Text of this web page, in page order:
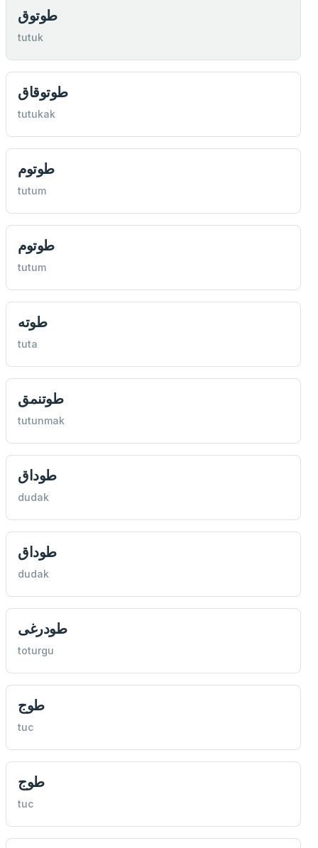
طوتوق
tutuk
طوتوقاق
tutukak
طوتوم
tutum
طوتوم
tutum
طوته
tuta
طوتنمق
tutunmak
طوداق
dudak
طوداق
dudak
طودرغی
toturgu
طوج
tuc
طوج
tuc